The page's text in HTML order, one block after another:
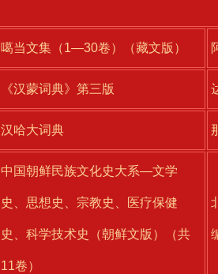
噶当文集（1—30卷）（藏文版）
《汉蒙词典》第三版
汉哈大词典
中国朝鲜民族文化史大系—文学
史、思想史、宗教史、医疗保健
史、科学技术史（朝鲜文版）（共
11卷）